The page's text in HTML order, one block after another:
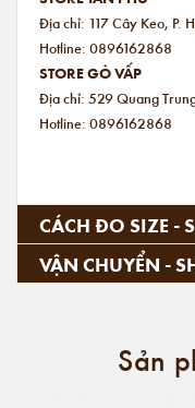
Địa chỉ: 117 Cây Keo, P.
Hotline: 0896162868
STORE GÒ VẤP
Địa chỉ: 529 Quang
Hotline: 0896162868
CÁCH ĐO SIZE -
VẬN CHUYỂN -
Sản